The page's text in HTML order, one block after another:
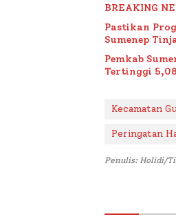
BREAKING
Pastikan
Sumenep
Pemkab
Tertinggi
Kecamatan
Peringatan
Penulis: Holidi/